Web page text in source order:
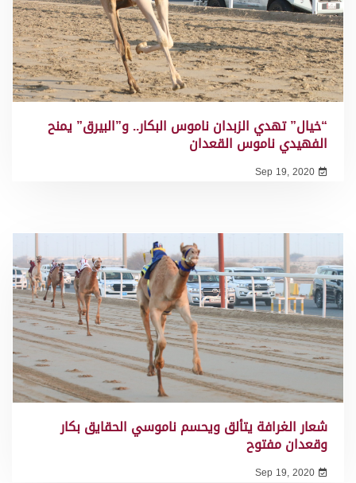
“خيال” تهدي الزبدان ناموس البكار.. و”البيرق” يمنح
الفهيدي ناموس القعدان
Sep 19, 2020
شعار الغرافة يتألق ويحسم ناموسي الحقايق بكار
وقعدان مفتوح
Sep 19, 2020